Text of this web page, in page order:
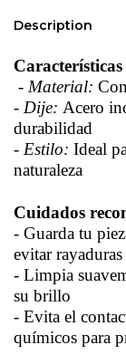
Description
- Material:
- Dije: Acero
durabilidad
- Estilo: Ideal
naturaleza
Cuidados
- Guarda tu
evitar rayaduras
- Limpia
su brillo
- Evita el
químicos para